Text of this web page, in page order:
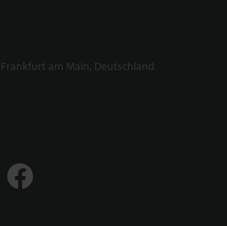
am Main, Deutschland